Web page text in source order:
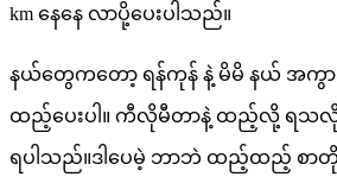
km နေနေ လာပို့ပေးပါသည်။
နယ်တွေကတော့ ရန်ကုန် နဲ့ မိမိ နယ် အကွာ
ထည့်ပေးပါ။ ကီလိုမီတာနဲ့ ထည့်လို့ ရသ
ရပါသည်။ဒါပေမဲ့ ဘာဘဲ ထည့်ထည့် စာတို